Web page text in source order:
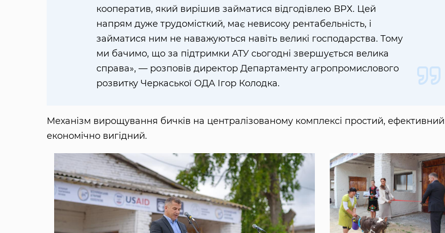
кооператив, який вирішив займатися відгодівлею ВРХ. Цей
напрям дуже трудомісткий, має невисоку рентабельність, і
займатися ним не наважуються навіть великі господарства. Тому
ми бачимо, що за підтримки АТУ сьогодні звершується велика
справа», — розповів директор Департаменту агропромислового
розвитку Черкаської ОДА Ігор Колодка.
Механізм вирощування бичків на централізованому комплексі простий,
економічно вигідний.